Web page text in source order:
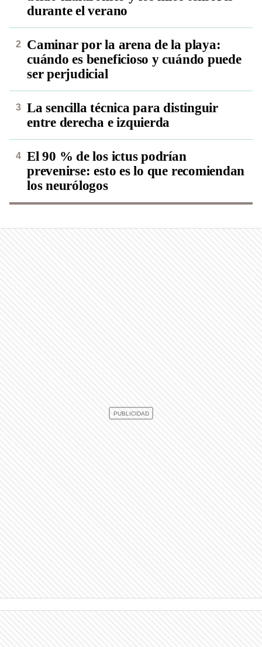
durante el verano
Caminar por la arena de la playa:
cuándo es beneficioso y cuándo puede
ser perjudicial
La sencilla técnica para distinguir
entre derecha e izquierda
El 90 % de los ictus podrían
prevenirse: esto es lo que recomiendan
los neurólogos